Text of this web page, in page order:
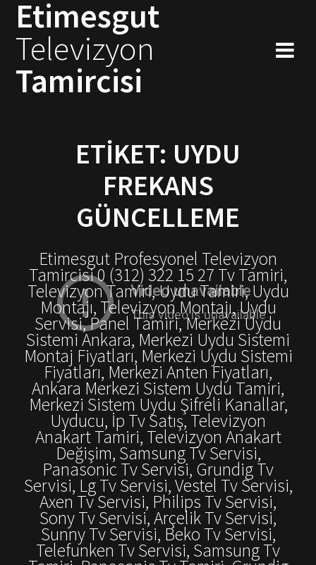
Skip
to
Etimesgut
Televizyon
Tamircisi
ETIKET: UYDU
FREKANS
GÜNCELLEME
Etimesgut Profesyonel Televizyon
Tamircisi 0 (312) 322 15 27 Tv Tamiri,
Televizyon Tamiri, Uydu Tamiri, Uydu
Montajı, Televizyon Montajı, Uydu
Servisi, Panel Tamiri, Merkezi Uydu
Sistemi Ankara, Merkezi Uydu Sistemi
Montaj Fiyatları, Merkezi Uydu Sistemi
Fiyatları, Merkezi Anten Fiyatları,
Ankara Merkezi Sistem Uydu Tamiri,
Merkezi Sistem Uydu Şifreli Kanallar,
Uyducu, İp Tv Satış, Televizyon
Anakart Tamiri, Televizyon Anakart
Değişim, Samsung Tv Servisi,
Panasonic Tv Servisi, Grundig Tv
Servisi, Lg Tv Servisi, Vestel Tv Servisi,
Axen Tv Servisi, Philips Tv Servisi,
Sony Tv Servisi, Arçelik Tv Servisi,
Sunny Tv Servisi, Beko Tv Servisi,
Telefunken Tv Servisi, Samsung Tv